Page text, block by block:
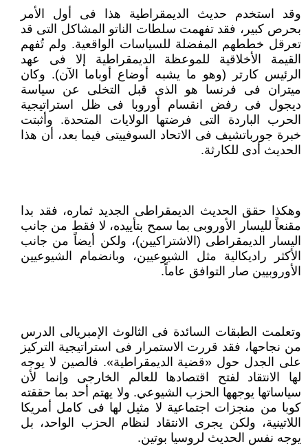
وقد استخدم حديث الديمقراطية هذا فى أول الأمر
بحرص كبير، فقد تفهمت سلطات الناتو المشاكل التى قد
تعرقل خططهم المفضلة للسياسات الواقعية. ولم تُفهم
القيمة الأخلاقية للموعظة الديمقراطية إلا فى عهد
الرئيس كارتر (وهو ما يشبه أوضاع أوباما الآن). وكان
ميتران فى فرنسا هو الذى قبل التخلى عن سياسة
ديجول فى رفض انقسام أوروبا فى ظل استراتيجية
الحرب الباردة التى فرضتها الولايات المتحدة. وأثبتت
خبرة جورباتشيف فى الاتحاد السوفييتى فيما بعد، أن هذا
الحديث أدى للكارثة.
وهكذا حقق الحديث الديمقراطى الجديد ثماره، فقد بدا
مقنعاً لليسار الأوروبى بما سمح بتأييده، لا فقط من جانب
اليسار الديمقراطى (الاشتراكيين)، ولكن أيضاً من جانب
الأكثر راديكالية مثل الشيوعيين، وبانضمام الشيوعيين
الأوروبيين صار التوافق عاماً.
وتعلمت الطبقات السائدة فى الثالوث الإمبريالى الدرس
من نجاحها، فقد قررت الاستمرار فى استراتيجية التركيز
على الجدل حول «قضية الديمقراطية». فالصين لا يوجه
لها الانتقاد لفتح اقتصادها للعالم الخارجى وإنما لأن
سياساتها يوجهها الحزب الشيوعي. ولا يهتم أحد بما حققته
كوبا من منجزات اجتماعية لا مثيل لها فى كامل أمريكا
اللاتينية، ولكن يجرى الانتقاد لنظام الحزب الواحد، بل
يوجه نفس الحديث لروسيا بوتين.